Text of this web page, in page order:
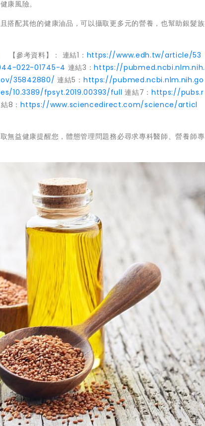
康風險。
搭配其他的健康油品，可以攝取更多元的營養，也幫助銀髮族
【參考資料】： 連結1： https://www.edh.tw/article/53
022-01745-4 連結3：https://pubmed.ncbi.nlm.nih.
35842880/ 連結5： https://pubmed.ncbi.nlm.nih.go
10.3389/fpsyt.2019.00393/full 連結7： https://pubs.r
8：https://www.sciencedirect.com/science/articl
無益健康提醒您，體態管理問題務必尋求專科醫師、營養師專